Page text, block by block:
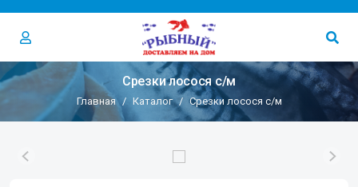
Срезки лосося с/м
Главная Каталог Срезки лосося с/м